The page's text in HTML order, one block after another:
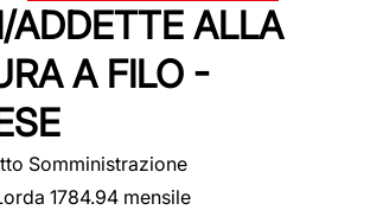
ADDETTE ALLA
A FILO -
Somministrazione
1784.94 mensile